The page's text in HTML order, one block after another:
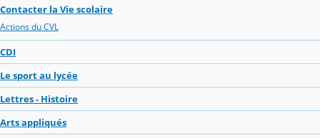
Contacter la Vie scolaire
Actions du CVL
CDI
Le sport au lycée
Lettres - Histoire
Arts appliqués